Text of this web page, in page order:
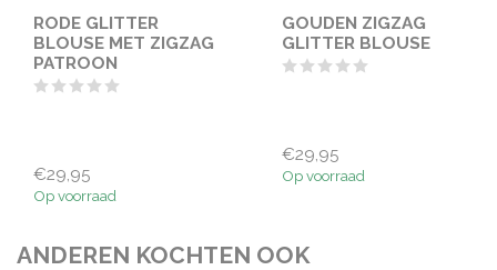
RODE GLITTER
BLOUSE MET ZIGZAG
PATROON
€29,95
Op voorraad
GOUDEN ZIGZAG
GLITTER BLOUSE
€29,95
Op voorraad
ANDEREN KOCHTEN OOK